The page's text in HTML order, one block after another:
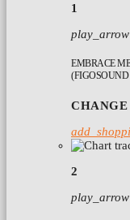
1
play_arrow
EMBRACE
CHANGE
2
play_arrow